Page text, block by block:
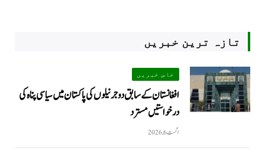
تازہ ترین خبریں
خاص خبریں
افغانستان کے سابق دو جرنیلوں کی پاکستان میں سیاسی پناہ کی
درخواستیں مسترد
اگست 6, 2026